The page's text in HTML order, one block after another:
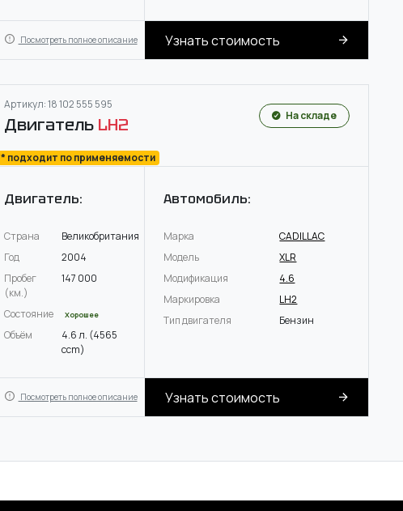
Посмотреть полное описание Узнать стоимость
Артикул: 18 102 555 595
Двигатель LH2
* подходит по применяемости
На складе
Двигатель:
Страна
Великобритания
Год
2004
Пробег
(км.)
147 000
Состояние Хорошее
Объём
4.6 л. (4565
ccm)
Автомобиль:
Марка
CADILLAC
Модель
XLR
Модификация
4.6
Маркировка
LH2
Тип двигателя
Бензин
Посмотреть полное описание Узнать стоимость